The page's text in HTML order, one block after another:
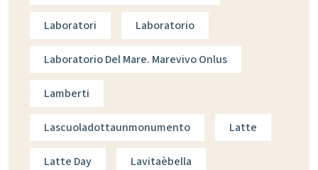
Laboratori Laboratorio
Laboratorio Del Mare. Marevivo Onlus
Lamberti
Lascuoladottaunmonumento Latte
Latte Day Lavitaèbella